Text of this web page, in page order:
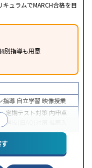
ュラムでMARCH合格を目
別指導も用意
指導 自立学習 映像授業
定期テスト対策 内申点
選抜(旧AO)対策
振替可能
利用オンライン対応1